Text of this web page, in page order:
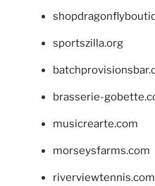
sportszilla.org
brasserie-
musicrearte.com
morseysfarms.com
riverviewtennis.com